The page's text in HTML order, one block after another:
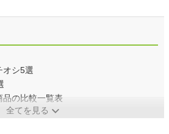
オシ5選
品の比較一覧表
全てを見る